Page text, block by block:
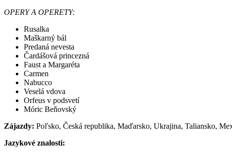
OPERY A OPERETY:
Rusalka
Maškarný bál
Predaná nevesta
Čardášová princezná
Faust a Margaréta
Carmen
Nabucco
Veselá vdova
Orfeus v podsvetí
Móric Beňovský
Zájazdy: Poľsko, Česká republika, Maďarsko, Ukrajina, Taliansko,
Jazykové znalosti: